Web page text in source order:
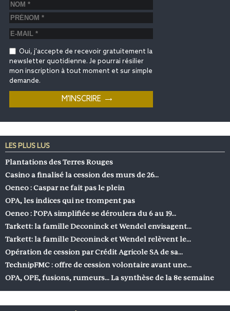
Oui, j'accepte de recevoir gratuitement la
newsletter quotidienne. Je pourrai résilier
mon inscription à tout moment et sur simple
demande.
LES PLUS LUS
Plantations des Terres Rouges
Casino a finalisé la cession des murs de 26…
Oeneo : Caspar ne fait pas le plein
OPA, les indices qui ne trompent pas
Oeneo : l’OPA simplifiée se déroulera du 6 au 19…
Tarkett: la famille Deconinck et Wendel envisagent…
Tarkett: la famille Deconinck et Wendel relèvent le…
Opération de cession par Crédit Agricole SA de sa…
TechnipFMC : offre de cession volontaire avant une…
OPA, OPE, fusions, rumeurs… La synthèse de la 8e semaine